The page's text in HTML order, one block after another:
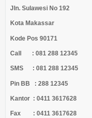
Jln. Sulawesi No 192
Kota Makassar
Kode Pos 90171
Call : 081 288 12345
SMS : 081 288 12345
Pin BB : 288 12345
Kantor : 0411 3617628
Fax : 0411 3617628